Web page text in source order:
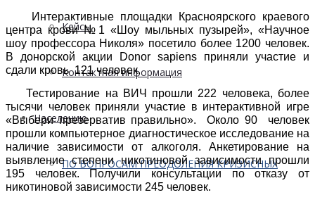
Кейсы
Контактная информация
Населению
ПО ВОПРОСАМ ПРЕОДОЛЕНИЯ КРИЗИСНЫХ
Интерактивные площадки Красноярского краевого
центра крови №1 «Шоу мыльных пузырей», «Научное
шоу профессора Николя» посетило более 1200 человек.
В донорской акции Donor sapiens приняли участие и
сдали кровь 121 человек.
Тестирование на ВИЧ прошли 222 человека, более
тысячи человек приняли участие в интерактивной игре
«Выбери презерватив правильно». Около 90 человек
прошли компьютерное диагностическое исследование на
наличие зависимости от алкоголя. Анкетирование на
выявление степени никотиновой зависимости прошли
195 человек. Получили консультации по отказу от
никотиновой зависимости 245 человек.